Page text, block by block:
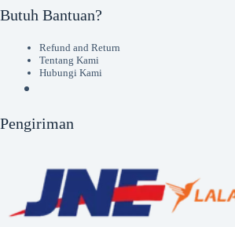
Butuh Bantuan?
Refund and Return
Tentang Kami
Hubungi Kami
Pengiriman